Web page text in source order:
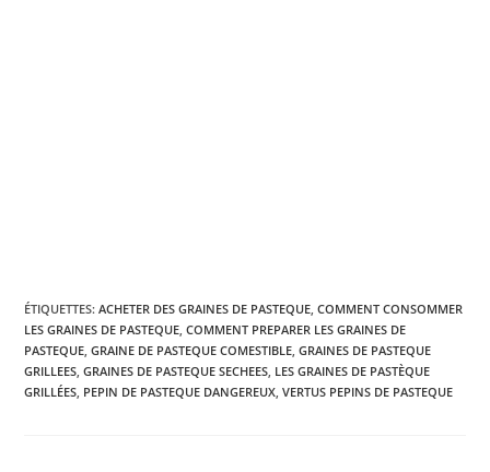
ÉTIQUETTES:ACHETER DES GRAINES DE PASTEQUE, COMMENT CONSOMMER
LES GRAINES DE PASTEQUE, COMMENT PREPARER LES GRAINES DE
PASTEQUE, GRAINE DE PASTEQUE COMESTIBLE, GRAINES DE PASTEQUE
GRILLEES, GRAINES DE PASTEQUE SECHEES, LES GRAINES DE PASTÈQUE
GRILLÉES, PEPIN DE PASTEQUE DANGEREUX, VERTUS PEPINS DE PASTEQUE